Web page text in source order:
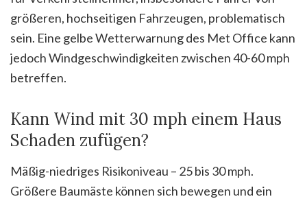
größeren, hochseitigen Fahrzeugen, problematisch
sein. Eine gelbe Wetterwarnung des Met Office kann
jedoch Windgeschwindigkeiten zwischen 40-60 mph
betreffen.
Kann Wind mit 30 mph einem Haus
Schaden zufügen?
Mäßig-niedriges Risikoniveau – 25 bis 30 mph.
Größere Baumäste können sich bewegen und ein